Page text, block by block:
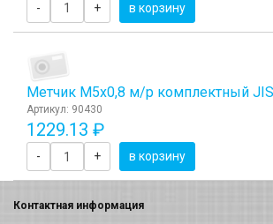
- + в корзину
Метчик М5x0,8 м/р комплектный JIS
Артикул: 90430
1229.13 ₽
- + в корзину
Контактная информация